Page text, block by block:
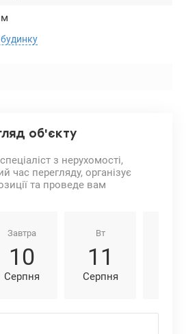
об'єкту
з нерухомості,
час перегляду, організує
та проведе вам
Завтра
10
Серпня
Вт
11
Серпня